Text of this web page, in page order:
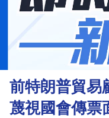
資
樓
市
財
商
前特朗普貿易
蔑視國會傳票